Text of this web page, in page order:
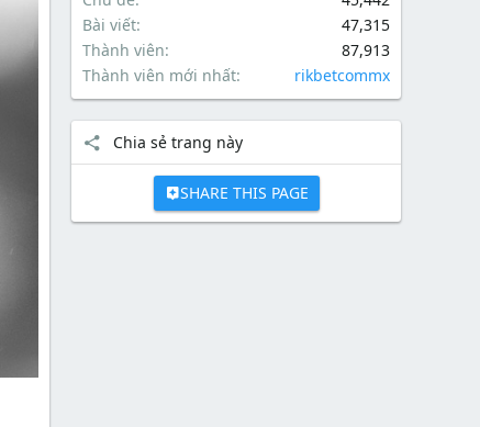
Bài viết
47,315
Thành viên
87,913
Thành viên mới nhất
rikbetcommx
Chia sẻ trang này
SHARE THIS PAGE